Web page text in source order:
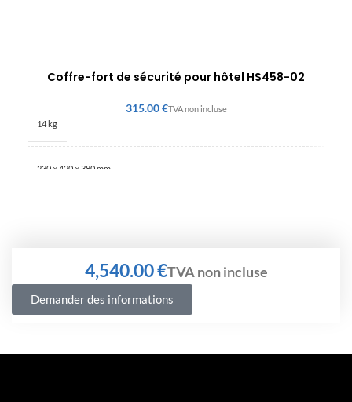
Coffre-fort de sécurité pour hôtel HS458-02
€
14 kg
230 × 420 × 380 mm
€
Demander des informations